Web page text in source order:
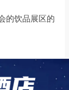
的饮品展区的